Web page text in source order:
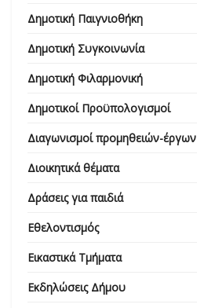
Δημοτική Παιγνιοθήκη
Δημοτική Συγκοινωνία
Δημοτική Φιλαρμονική
Δημοτικοί Προϋπολογισμοί
Διαγωνισμοί προμηθειών-έργων
Διοικητικά θέματα
Δράσεις για παιδιά
Εθελοντισμός
Εικαστικά Τμήματα
Εκδηλώσεις Δήμου